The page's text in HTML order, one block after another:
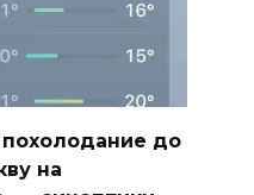
до
на